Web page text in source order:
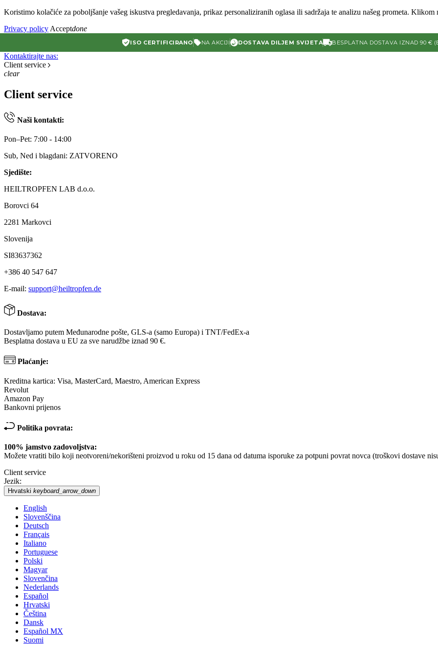
Koristimo kolačiće za poboljšanje vašeg iskustva pregledavanja, prikaz personaliziranih oglasa ili sadržaja te analizu našeg prometa. Klikom
Privacy policy Acceptdone
ISO CERTIFICIRANO NA AKCIJI DOSTAVA DILJEM SVIJETA BESPLATNA DOSTAVA IZNAD 90 €
Kontaktirajte nas:
Client service
clear
Client service
Naši kontakti:
Pon–Pet: 7:00 - 14:00
Sub, Ned i blagdani: ZATVORENO
Sjedište:
HEILTROPFEN LAB d.o.o.
Borovci 64
2281 Markovci
Slovenija
SI83637362
+386 40 547 647
E-mail: support@heiltropfen.de
Dostava:
Dostavljamo putem Međunarodne pošte, GLS-a (samo Europa) i TNT/FedEx-a
Besplatna dostava u EU za sve narudžbe iznad 90 €.
Plaćanje:
Kreditna kartica: Visa, MasterCard, Maestro, American Express
Revolut
Amazon Pay
Bankovni prijenos
Politika povrata:
100% jamstvo zadovoljstva:
Možete vratiti bilo koji neotvoreni/nekorišteni proizvod u roku od 15 dana od datuma isporuke za potpuni povrat novca (troškovi dostave
Client service
Jezik:
Hrvatski keyboard_arrow_down
English
Slovenščina
Deutsch
Français
Italiano
Portuguese
Polski
Magyar
Slovenčina
Nederlands
Español
Hrvatski
Čeština
Dansk
Español MX
Suomi